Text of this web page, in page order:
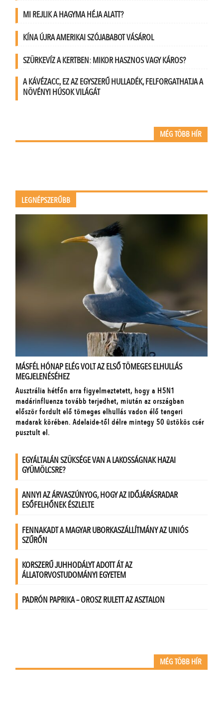
MI REJLIK A HAGYMA HÉJA ALATT?
KÍNA ÚJRA AMERIKAI SZÓJABABOT VÁSÁROL
SZÜRKEVÍZ A KERTBEN: MIKOR HASZNOS VAGY KÁROS?
A KÁVÉZACC, EZ AZ EGYSZERŰ HULLADÉK, FELFORGATHATJA A
NÖVÉNYI HÚSOK VILÁGÁT
MÉG TÖBB HÍR
LEGNÉPSZERŰBB
MÉG TÖBB HÍR